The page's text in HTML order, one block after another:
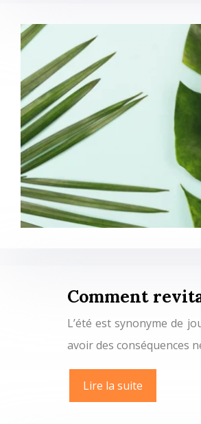
Comment
L’été est synonyme de
avoir des conséquences
Lire la suite